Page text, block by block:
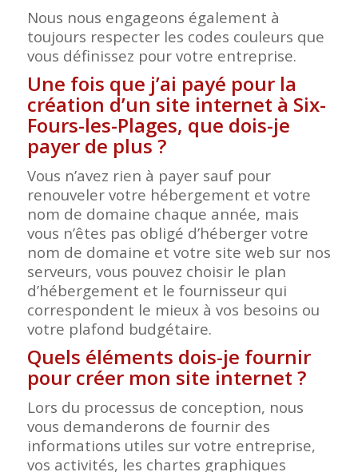
Nous nous engageons également à
toujours respecter les codes couleurs que
vous définissez pour votre entreprise.
Une fois que j’ai payé pour la
création d’un site internet à Six-
Fours-les-Plages, que dois-je
payer de plus ?
Vous n’avez rien à payer sauf pour
renouveler votre hébergement et votre
nom de domaine chaque année, mais
vous n’êtes pas obligé d’héberger votre
nom de domaine et votre site web sur nos
serveurs, vous pouvez choisir le plan
d’hébergement et le fournisseur qui
correspondent le mieux à vos besoins ou
votre plafond budgétaire.
Quels éléments dois-je fournir
pour créer mon site internet ?
Lors du processus de conception, nous
vous demanderons de fournir des
informations utiles sur votre entreprise,
vos activités, les chartes graphiques